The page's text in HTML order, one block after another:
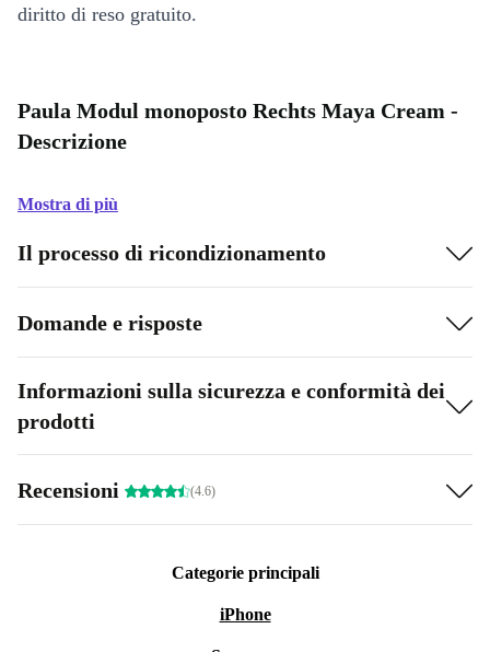
diritto di reso gratuito.
Paula Modul monoposto Rechts Maya Cream -
Descrizione
Mostra di più
Il processo di ricondizionamento
Domande e risposte
Informazioni sulla sicurezza e conformità dei
prodotti
Recensioni (4.6)
Categorie principali
iPhone